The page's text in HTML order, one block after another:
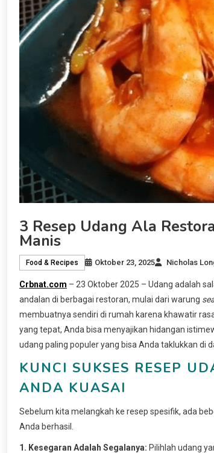
3 Resep Udang Ala
Manis
Food & Recipes Oktober 23, 2025 Nicholas
Crbnat.com – 23 Oktober 2025 – Udang adalah
andalan di berbagai restoran, mulai dari warung
membuatnya sendiri di rumah karena khawatir
yang tepat, Anda bisa menyajikan hidangan
udang paling populer yang bisa Anda taklukkan di
KUNCI SUKSES RESEP
ANDA KUASAI
Sebelum kita melangkah ke resep spesifik, ada
Anda berhasil.
1. Kesegaran Adalah Segalanya: Pilihlah udang